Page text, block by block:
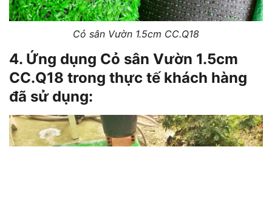
Cỏ sân Vườn 1.5cm CC.Q18
4. Ứng dụng Cỏ sân Vườn 1.5cm
CC.Q18 trong thực tế khách hàng
đã sử dụng: